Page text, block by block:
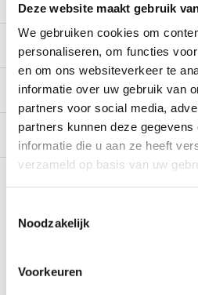
Deze website maakt gebruik
We gebruiken cookies om
personaliseren, om functies
en om ons websiteverkeer te
informatie over uw gebruik van
partners voor social media,
partners kunnen deze
informatie die u aan ze heeft
verzameld op basis van uw
Noodzakelijk
Voorkeuren
Beschrijving
Specificaties
Reviews 0/10
Recent bekeken